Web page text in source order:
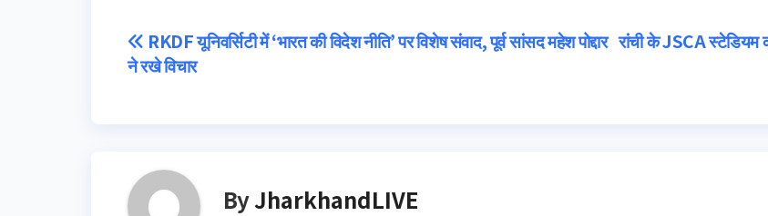
Post
navigation
रांची के JSCA स्टेडियम
RKDF यूनिवर्सिटी में ‘भारत की विदेश नीति’ पर विशेष संवाद, पूर्व सांसद महेश पोद्दार
ने रखे विचार
ByJharkhandLIVE